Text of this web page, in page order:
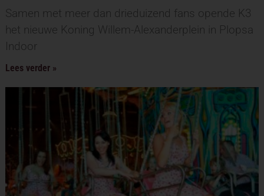
Samen met meer dan drieduizend fans opende K3
het nieuwe Koning Willem-Alexanderplein in Plopsa
Indoor
Lees verder »